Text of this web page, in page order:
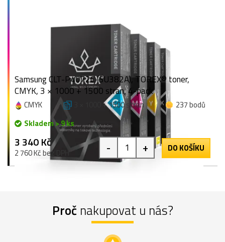
Samsung CLT-P4072C (SU382A), TOREX® toner,
CMYK, 3 × 1000 + 1500 stran, 4-pack
CMYK 3 × 1000 + 1500 stran
237 bodů
Skladem > 9 ks
3 340 Kč
2 760 Kč bez DPH - + DO KOŠÍKU
Proč nakupovat u nás?